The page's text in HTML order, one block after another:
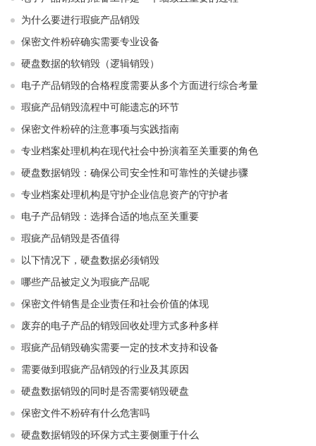
为什么要进行瑕疵产品销毁
保密文件粉碎确实需要专业设备
硬盘数据的软销毁（逻辑销毁）
电子产品销毁的合格程度需要从多个方面进行综合考量
瑕疵产品销毁流程中可能遗忘的环节
保密文件粉碎的注意事项与实践指南
专业档案处理机构在现代社会中扮演着至关重要的角色
硬盘数据销毁：确保公司安全性和可靠性的关键步骤
专业档案处理机构是守护企业信息资产的守护者
电子产品销毁：选择合适的地点至关重要
瑕疵产品销毁是否值得
以下情况下，硬盘数据必须销毁
哪些产品被定义为瑕疵产品呢
保密文件销售是企业责任和社会价值的体现
废弃的电子产品的销毁回收处理方式多种多样
瑕疵产品销毁确实需要一定的技术支持和设备
需要做到瑕疵产品销毁的行业及其原因
硬盘数据销毁的同时是否需要销毁硬盘
保密文件不粉碎有什么危害吗
硬盘数据销毁的环保方式主要侧重于什么